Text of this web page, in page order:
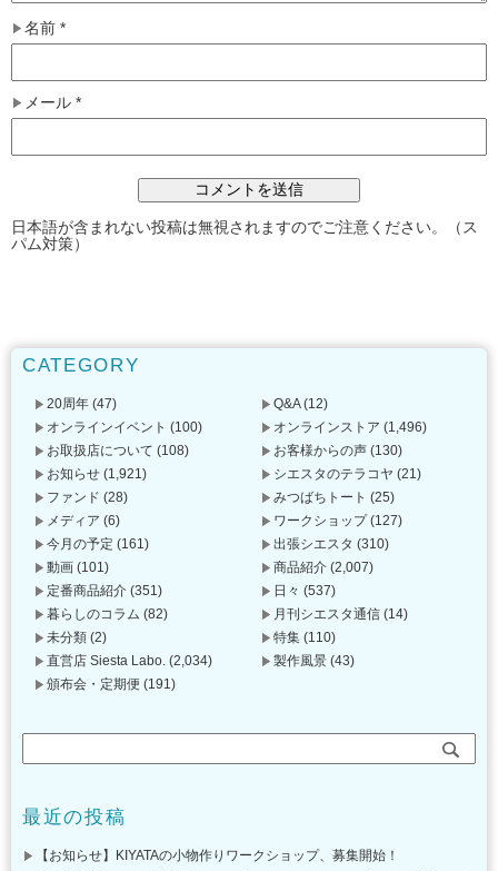
名前 *
メール *
日本語が含まれない投稿は無視されますのでご注意ください。（ス
パム対策）
CATEGORY
20周年 (47) Q&A(12)
オンラインイベント (100) オンラインストア (1,496)
お取扱店について (108) お客様からの声 (130)
お知らせ (1,921) シエスタのテラコヤ (21)
ファンド (28) みつばちトート (25)
メディア (6) ワークショップ(127)
今月の予定 (161) 出張シエスタ (310)
動画 (101) 商品紹介 (2,007)
定番商品紹介 (351) 日々 (537)
暮らしのコラム (82) 月刊シエスタ通信 (14)
未分類 (2) 特集 (110)
直営店 Siesta Labo. (2,034) 製作風景 (43)
頒布会・定期便 (191)
最近の投稿
【お知らせ】KIYATAの小物作りワークショップ、募集開始！